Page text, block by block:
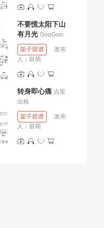
不要慌太阳下山
有月光 GooGoo-
架子鼓谱
发布
人： 鼓萌
转身即心痛 吉星
出租
架子鼓谱
发布
人： 鼓萌